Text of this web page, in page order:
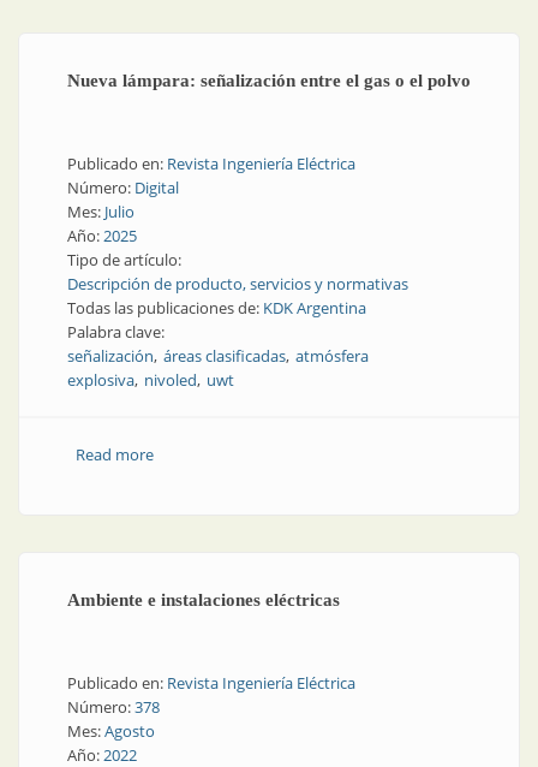
Nueva lámpara: señalización entre el gas o el polvo
Publicado en: Revista Ingeniería Eléctrica
Número: Digital
Mes: Julio
Año:2025
Tipo de artículo:
Descripción de producto, servicios y normativas
Todas las publicaciones de: KDK Argentina
Palabra clave:
señalización áreas clasificadas atmósfera
explosiva nivoled uwt
Read moreabout Nueva lámpara: señalización entre el gas o el
Ambiente e instalaciones eléctricas
Publicado en: Revista Ingeniería Eléctrica
Número:378
Mes:Agosto
Año:2022